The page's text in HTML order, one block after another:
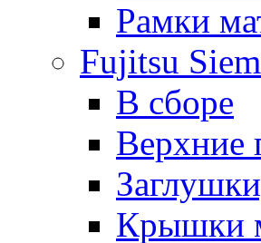
Рамки
Fujitsu
В сборе
Верхние
Крышки